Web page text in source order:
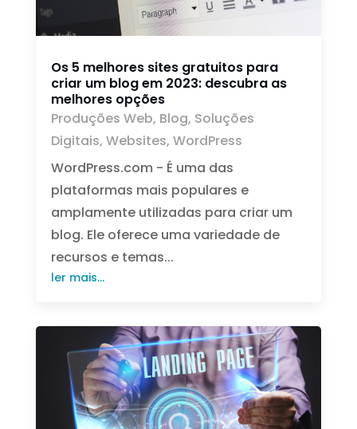
Os 5 melhores sites gratuitos para
criar um blog em 2023: descubra as
melhores opções
Produções Web, Blog, Soluções
Digitais, Websites, WordPress
WordPress.com - É uma das
plataformas mais populares e
amplamente utilizadas para criar um
blog. Ele oferece uma variedade de
recursos e temas...
ler mais...